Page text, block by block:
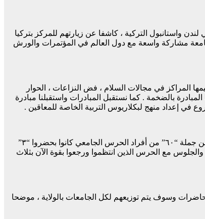
واستانبول التركية ، كاشفا عن زيارتهم للمركز بتركيا
مشاركة واسعة مع دول العالم في المؤتمرات والورش
المراكز في مجالات السلام ، فض النزاعات ، الحوار
بالضخمة . كما نستقبل المبادرات واستقبلنا مبادرة
في إعداد منهج لبكلاريوس التربية الخاصة للمعاقين .
كشف مدير الجامعة عن تعرض الجامعة لسرقات لجهة أن السور لم يكتمل ، والحرس الجامعي لم يتعامل معنا بسبب عدم صرف المرتبات ، مبينا من جملة “٦٠” من أفراد الحرس الجامعي كانوا بحضروا “٣”
مع الحرس الذين انتظموا ورجعوا بقوة الآن بثلاث
تدريبهم بالخرطوم وتبقت المحاضرات وسوف يتم توزيعهم لكل الجامعات بالولاية ، موضحا